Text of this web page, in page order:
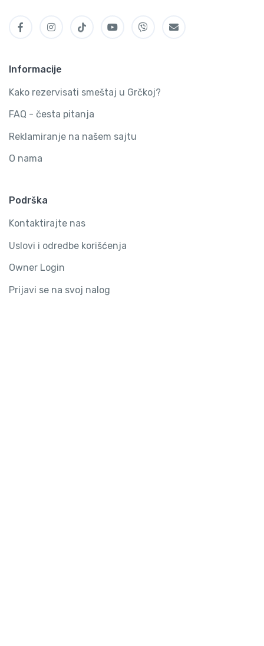
Informacije
Kako rezervisati smeštaj u Grčkoj?
FAQ - česta pitanja
Reklamiranje na našem sajtu
O nama
Podrška
Kontaktirajte nas
Uslovi i odredbe korišćenja
Owner Login
Prijavi se na svoj nalog